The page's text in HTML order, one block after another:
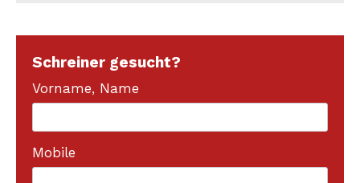
Schreiner gesucht?
Vorname, Name
Mobile